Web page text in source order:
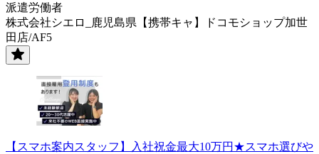
派遣労働者
株式会社シエロ_鹿児島県【携帯キャ】ドコモショップ加世
田店/AF5
【スマホ案内スタッフ】入社祝金最大10万円★スマホ選びや